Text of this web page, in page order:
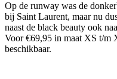
Op de runway was de
bij Saint Laurent, maar nu
naast de black beauty ook
Voor €69,95 in maat XS t/m
beschikbaar.